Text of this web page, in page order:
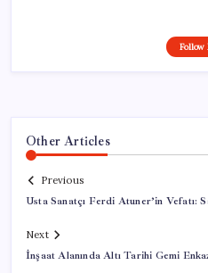
Follow
Other Articles
Previous
Usta Sanatçı Ferdi Atuner’in Vefatı:
Next
İnşaat Alanında Altı Tarihi Gemi